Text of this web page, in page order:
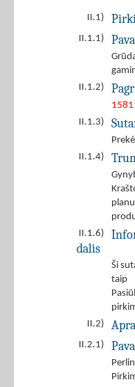
II.1)
II.1.1)
II.1.2)
II.1.3)
II.1.4)
II.1.6)
dalis
Ši
taip
II.2)
II.2.1)